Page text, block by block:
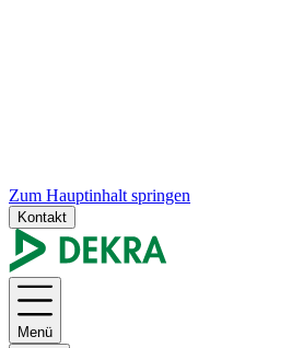
Zum Hauptinhalt springen
Kontakt
Menü